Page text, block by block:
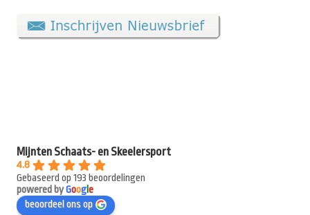
Mijnten Schaats- en Skeelersport
4.8
Gebaseerd op 193 beoordelingen
powered byGooge
beoordeel ons op